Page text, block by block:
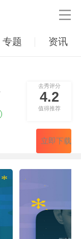

专题 资讯
去秀评分
4.2
值得推荐
立即下载